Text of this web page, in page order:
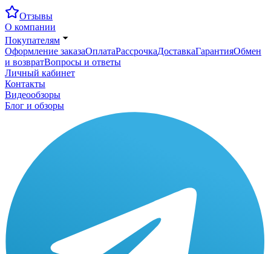
Отзывы
О компании
Покупателям
Оформление заказаОплатаРассрочкаДоставкаГарантияОбмен
и возвратВопросы и ответы
Личный кабинет
Контакты
Видеообзоры
Блог и обзоры